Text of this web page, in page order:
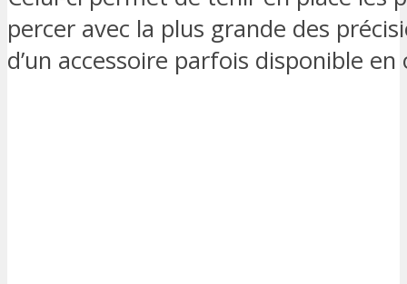
percer avec la plus grande des
d’un accessoire parfois disponible